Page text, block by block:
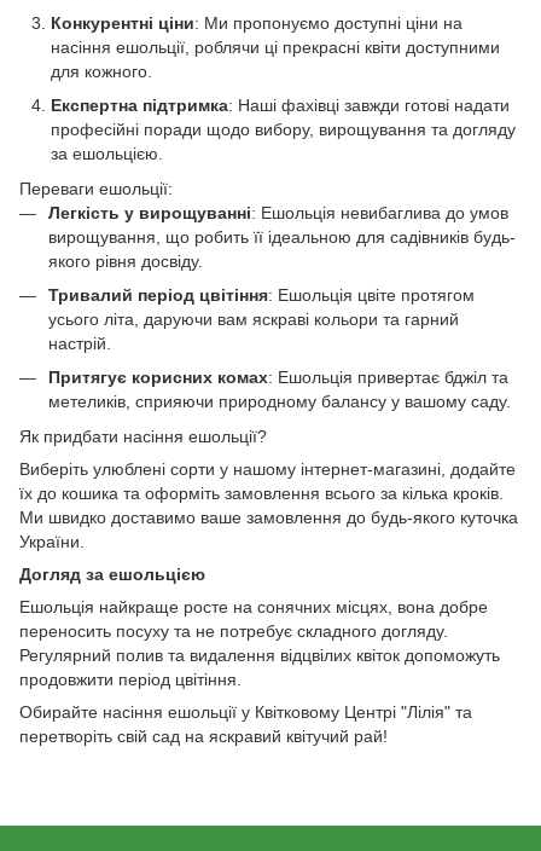
Конкурентні ціни: Ми пропонуємо доступні ціни на
насіння ешольції, роблячи ці прекрасні квіти доступними
для кожного.
Експертна підтримка: Наші фахівці завжди готові надати
професійні поради щодо вибору, вирощування та догляду
за ешольцією.
Переваги ешольції:
Легкість у вирощуванні: Ешольція невибаглива до умов
вирощування, що робить її ідеальною для садівників будь-
якого рівня досвіду.
Тривалий період цвітіння: Ешольція цвіте протягом
усього літа, даруючи вам яскраві кольори та гарний
настрій.
Притягує корисних комах: Ешольція привертає бджіл та
метеликів, сприяючи природному балансу у вашому саду.
Як придбати насіння ешольції?
Виберіть улюблені сорти у нашому інтернет-магазині, додайте
їх до кошика та оформіть замовлення всього за кілька кроків.
Ми швидко доставимо ваше замовлення до будь-якого куточка
України.
Догляд за ешольцією
Ешольція найкраще росте на сонячних місцях, вона добре
переносить посуху та не потребує складного догляду.
Регулярний полив та видалення відцвілих квіток допоможуть
продовжити період цвітіння.
Обирайте насіння ешольції у Квітковому Центрі "Лілія" та
перетворіть свій сад на яскравий квітучий рай!